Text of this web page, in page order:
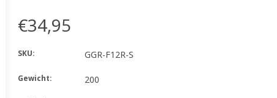
€34,95
SKU: GGR-F12R-S
Gewicht: 200